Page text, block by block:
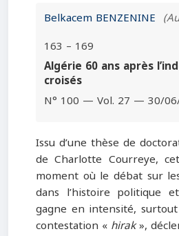
Belkacem BENZENINE
163 – 169
Algérie 60 ans après
croisés
N° 100 — Vol. 27 — 30/
Issu d’une thèse de
de Charlotte Courreye,
moment où le débat sur
dans l’histoire politique
gagne en intensité,
contestation « hirak»,